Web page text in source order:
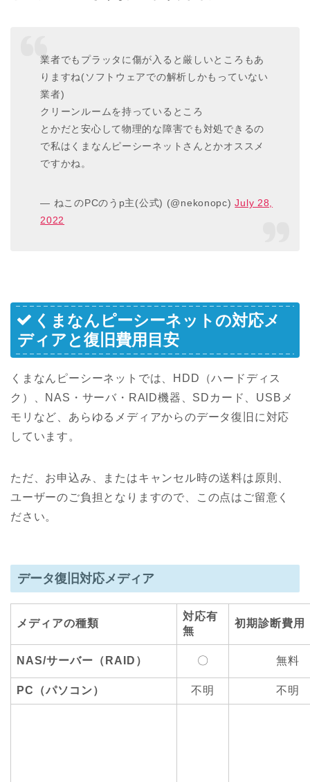
業者でもプラッタに傷が入ると厳しいところもあ
りますね(ソフトウェアでの解析しかもっていない
業者)
クリーンルームを持っているところ
とかだと安心して物理的な障害でも対処できるの
で私はくまなんピーシーネットさんとかオススメ
ですかね。
— ねこのPCのうp主(公式) (@nekonopc)July 28,
2022
くまなんピーシーネットの対応メ
ディアと復旧費用目安
くまなんピーシーネットでは、HDD（ハードディス
ク）、NAS・サーバ・RAID機器、SDカード、USBメ
モリなど、あらゆるメディアからのデータ復旧に対応
しています。
ただ、お申込み、またはキャンセル時の送料は原則、
ユーザーのご負担となりますので、この点はご留意く
ださい。
データ復旧対応メディア
メディアの種類
対応有
無
初期診断費用
NAS/サーバー（RAID） 〇 無料
PC（パソコン） 不明 不明